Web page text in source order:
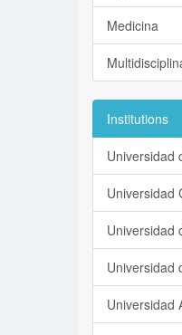
Medicina
Institutions
Universidad
Universidad
Universidad
Universidad
Universidad